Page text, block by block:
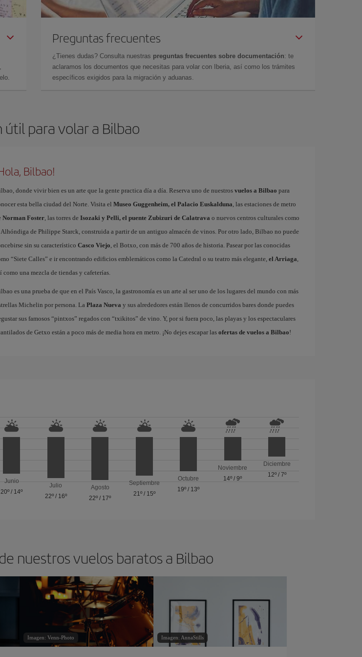
Preguntas frecuentes
¿Tienes dudas? Consulta nuestras preguntas frecuentes sobre documentación: te
aclaramos los documentos que necesitas para volar con Iberia, así como los trámites
específicos exigidos para la migración y aduanas.
para volar a Bilbao
Bilbao!
donde vivir bien es un arte que la gente practica día a día. Reserva uno de nuestrosvuelos a Bilbao para
esta bella ciudad del Norte. Visita el Museo Guggenheim, el Palacio Euskalduna, las estaciones de metro
Norman Foster, las torres de Isozaki y Pelli, el puente Zubizuri de Calatrava o nuevos centros culturales como
de Philippe Starck, construida a partir de un antiguo almacén de vinos. Por otro lado, Bilbao no puede
sin su característico Casco Viejo, el Botxo, con más de 700 años de historia. Pasear por las conocidas
“Siete Calles” e ir encontrando edificios emblemáticos como la Catedral o su teatro más elegante, el Arriaga,
como una mezcla de tiendas y cafeterías.
es una prueba de que en el País Vasco, la gastronomía es un arte al ser uno de los lugares del mundo con más
Michelin por persona. La Plaza Nueva y sus alrededores están llenos de concurridos bares donde puedes
sus famosos “pintxos” regados con “txikitos” de vino. Y, por si fuera poco, las playas y los espectaculares
de Getxo están a poco más de media hora en metro. ¡No dejes escapar las ofertas de vuelos a Bilbao!
Junio
20º / 14º
Julio
22º/ 16º
Agosto
22º / 17º
Septiembre
21º/ 15º
Octubre
19º / 13º
Noviembre
14º /9º
Diciembre
12º/ 7º
nuestros vuelos baratos a Bilbao
Imagen: Venn-Photo Imagen: AnnaStills